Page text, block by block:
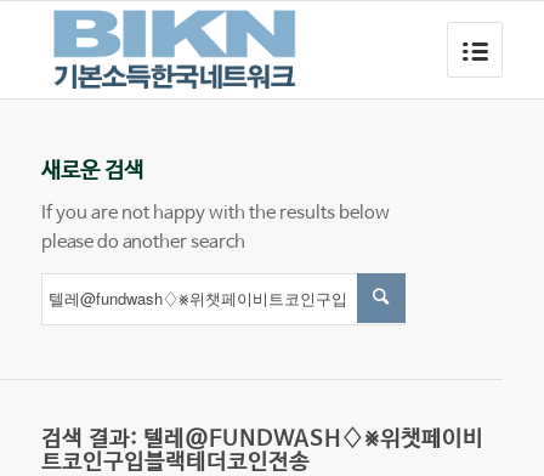
새로운 검색
If you are not happy with the results below
please do another search
검색 결과: 텔레@FUNDWASH♢⨳위챗페이비
트코인구입블랙테더코인전송